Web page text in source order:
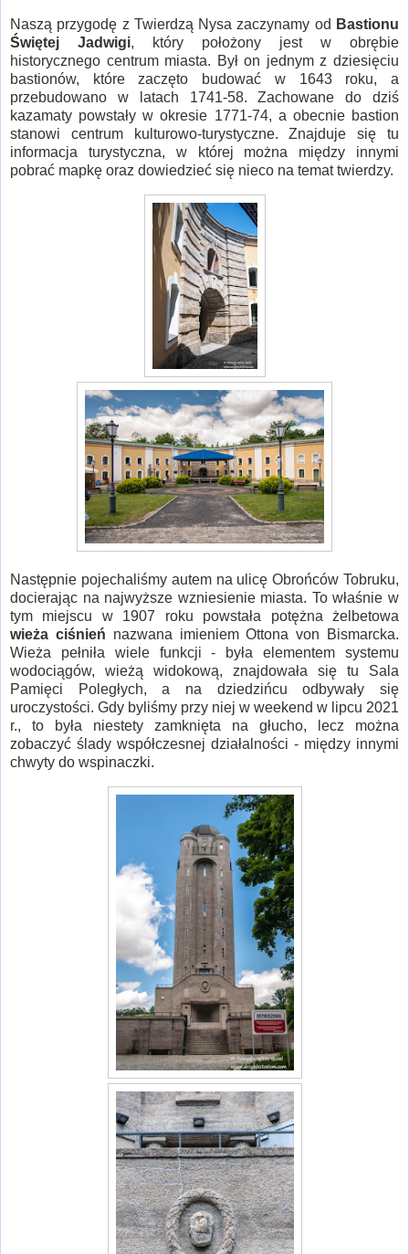
Naszą przygodę z Twierdzą Nysa zaczynamy od Bastionu
Świętej Jadwigi, który położony jest w obrębie
historycznego centrum miasta. Był on jednym z dziesięciu
bastionów, które zaczęto budować w 1643 roku, a
przebudowano w latach 1741-58. Zachowane do dziś
kazamaty powstały w okresie 1771-74, a obecnie bastion
stanowi centrum kulturowo-turystyczne. Znajduje się tu
informacja turystyczna, w której można między innymi
pobrać mapkę oraz dowiedzieć się nieco na temat twierdzy.
Następnie pojechaliśmy autem na ulicę Obrońców Tobruku,
docierając na najwyższe wzniesienie miasta. To właśnie w
tym miejscu w 1907 roku powstała potężna żelbetowa
wieża ciśnień nazwana imieniem Ottona von Bismarcka.
Wieża pełniła wiele funkcji - była elementem systemu
wodociągów, wieżą widokową, znajdowała się tu Sala
Pamięci Poległych, a na dziedzińcu odbywały się
uroczystości. Gdy byliśmy przy niej w weekend w lipcu 2021
r., to była niestety zamknięta na głucho, lecz można
zobaczyć ślady współczesnej działalności - między innymi
chwyty do wspinaczki.